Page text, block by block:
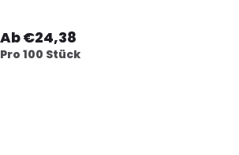
Ab €24,38
Pro 100 Stück